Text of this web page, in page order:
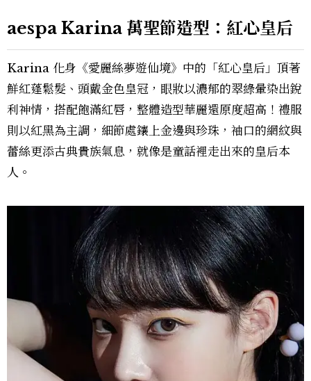
aespa Karina 萬聖節造型：紅心皇后
Karina 化身《愛麗絲夢遊仙境》中的「紅心皇后」頂著
鮮紅蓬鬆髮、頭戴金色皇冠，眼妝以濃郁的翠綠暈染出銳
利神情，搭配飽滿紅唇，整體造型華麗還原度超高！禮服
則以紅黑為主調，細節處鑲上金邊與珍珠，袖口的網紋與
蕾絲更添古典貴族氣息，就像是童話裡走出來的皇后本
人。